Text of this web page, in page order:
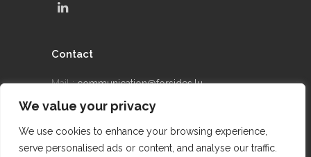
We value your privacy
We use cookies to enhance your browsing experience,
serve personalised ads or content, and analyse our traffic.
Contact
Mail :communication@forsides.lu
Téléphone : +352 24 69 90 42